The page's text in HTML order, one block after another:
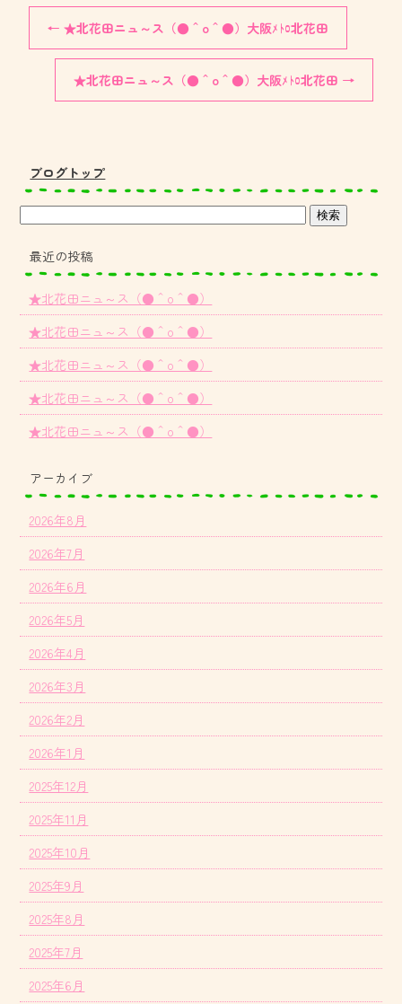
← ★北花田ニュ～ス（●＾o＾●）大阪ﾒﾄﾛ北花田
★北花田ニュ～ス（●＾o＾●）大阪ﾒﾄﾛ北花田 →
ブログトップ
最近の投稿
★北花田ニュ～ス（●＾o＾●）
★北花田ニュ～ス（●＾o＾●）
★北花田ニュ～ス（●＾o＾●）
★北花田ニュ～ス（●＾o＾●）
★北花田ニュ～ス（●＾o＾●）
アーカイブ
2026年8月
2026年7月
2026年6月
2026年5月
2026年4月
2026年3月
2026年2月
2026年1月
2025年12月
2025年11月
2025年10月
2025年9月
2025年8月
2025年7月
2025年6月